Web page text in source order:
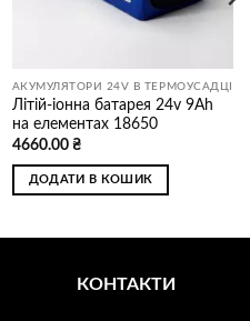
АКУМУЛЯТОРИ 24V В ТЕРМОУСАДЦІ
Літій-іонна батарея 24v 9Ah
на елементах 18650
4660.00 ₴
ДОДАТИ В КОШИК
КОНТАКТИ